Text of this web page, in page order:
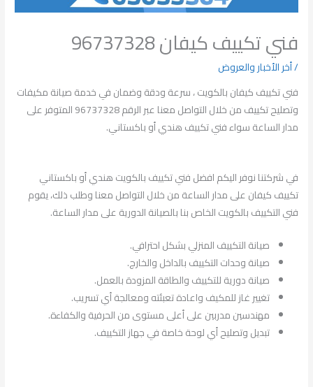
فني تكييف كيفان 96737328
/أخر الأخبار والعروض
فني تكييف كيفان بالكويت ، سرعة ودقة وضمان في خدمة صيانة مكيفات
وتصليح تكييف من خلال التواصل معنا عبر الرقم 96737328 المتوفر على
مدار الساعة سواء فني تكييف هندي أو باكستاني.
في شركتنا نوفر اليكم افضل فني تكييف بالكويت هندي أو باكستاني
تكييف كيفان على مدار الساعة من خلال التواصل معنا وطلب ذلك، يقوم
فني التكييف بالكويت الخاص بنا بالصيانة الدورية على مدار الساعة.
صيانة التكييف المنزلي بشكل احترافي.
صيانة وحدات التكييف بالداخل والخارج.
صيانة دورية للتكييف والطاقة المزودة بالعمل.
تغيير غاز للمكيف واعادة تعبئته ومعالجة أي تسريب.
مهندسين مدربين على أعلى مستوى من الحرفية والكفاءة.
تبديل وتصليح أي لوحة خاصة في جهاز التكييف.